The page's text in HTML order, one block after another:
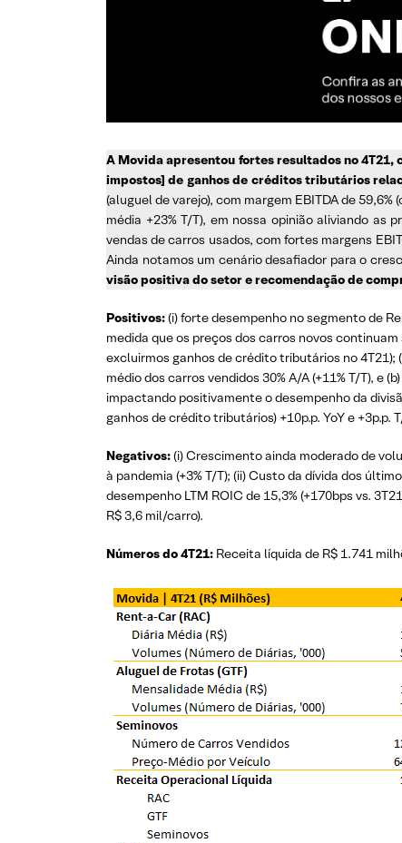
A Movida apresentou fortes resultados no 4T21,
impostos] de ganhos de créditos tributários
(aluguel de varejo), com margem EBITDA de
média +23% T/T), em nossa opinião aliviando as
vendas de carros usados, com fortes margens
Ainda notamos um cenário desafiador para o
visão positiva do setor e recomendação de
Positivos:(i) forte desempenho no segmento de
medida que os preços dos carros novos
excluirmos ganhos de crédito tributários no
médio dos carros vendidos 30% A/A (+11% T/T), e
impactando positivamente o desempenho da
ganhos de crédito tributários) +10p.p. YoY e +3p.p.
Negativos:(i) Crescimento ainda moderado de
à pandemia (+3% T/T); (ii) Custo da dívida dos
desempenho LTM ROIC de 15,3% (+170bps vs.
R$ 3,6 mil/carro).
Números do 4T21: Receita líquida de R$ 1.741